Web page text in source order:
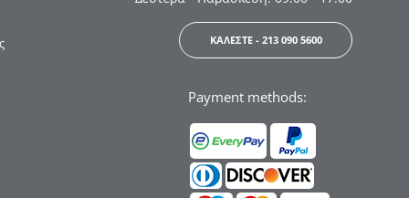
ΚΑΛΕΣΤΕ - 213 090 5600
Payment methods: